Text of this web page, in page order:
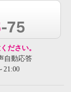
ださい。
自動応答
21:00